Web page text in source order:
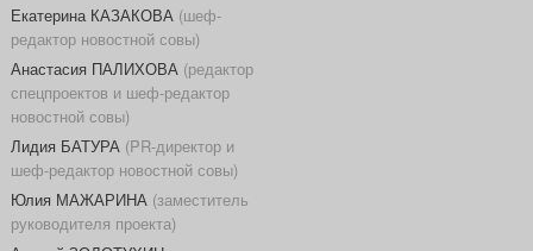
Екатерина КАЗАКОВА (шеф-
редактор новостной совы)
Анастасия ПАЛИХОВА (редактор
спецпроектов и шеф-редактор
новостной совы)
Лидия БАТУРА (PR-директор и
шеф-редактор новостной совы)
Юлия МАЖАРИНА (заместитель
руководителя проекта)